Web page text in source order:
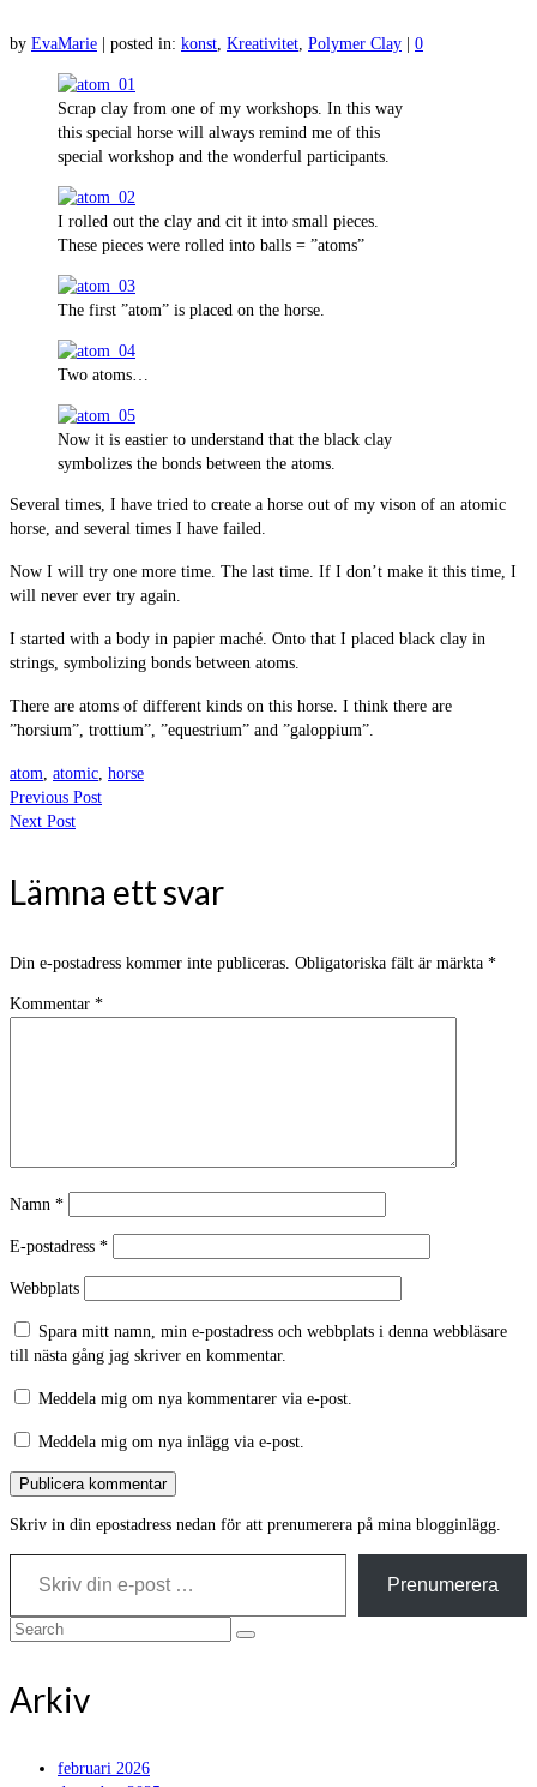
by EvaMarie posted in: konst, Kreativitet, Polymer Clay 0
Scrap clay from one of my workshops. In this way
this special horse will always remind me of this
special workshop and the wonderful participants.
I rolled out the clay and cit it into small pieces.
These pieces were rolled into balls = ”atoms”
The first ”atom” is placed on the horse.
Two atoms…
Now it is eastier to understand that the black clay
symbolizes the bonds between the atoms.
Several times, I have tried to create a horse out of my vison of an atomic
horse, and several times I have failed.
Now I will try one more time. The last time. If I don’t make it this time, I
will never ever try again.
I started with a body in papier maché. Onto that I placed black clay in
strings, symbolizing bonds between atoms.
There are atoms of different kinds on this horse. I think there are
”horsium”, trottium”, ”equestrium” and ”galoppium”.
atom, atomic, horse
Previous Post
Next Post
Lämna ett svar
Din e-postadress kommer inte publiceras. Obligatoriska fält är märkta *
Kommentar *
Namn *
E-postadress *
Webbplats
Spara mitt namn, min e-postadress och webbplats i denna webbläsare
till nästa gång jag skriver en kommentar.
Meddela mig om nya kommentarer via e-post.
Meddela mig om nya inlägg via e-post.
Skriv in din epostadress nedan för att prenumerera på mina blogginlägg.
Skriv din e-post …
Prenumerera
Search
Arkiv
februari 2026